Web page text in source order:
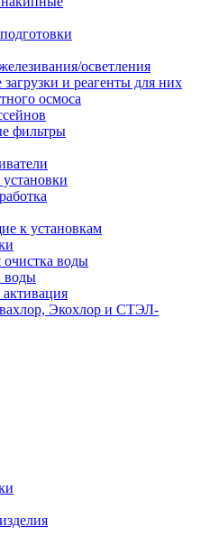
осветления
и реагенты для них
осмоса
фильтры
к установкам
воды
воды
Экохлор и СТЭЛ-